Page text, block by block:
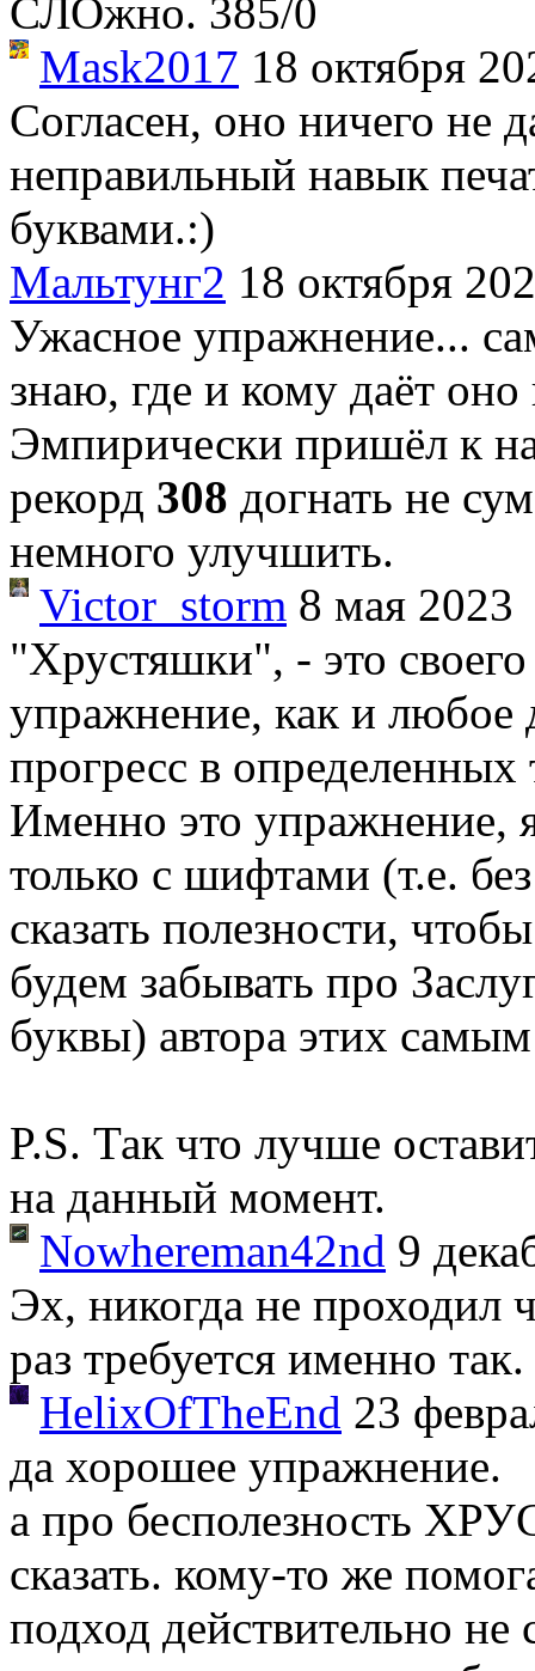
СЛОжно. 385/0
Mask2017 18 октября
Согласен, оно ничего не
неправильный навык
буквами.:)
Мальтунг2 18 октября
Ужасное упражнение...
знаю, где и кому даёт оно
Эмпирически пришёл к
рекорд 308 догнать не
немного улучшить.
Victor_storm 8 мая 2023
"Хрустяшки", - это
упражнение, как и любое
прогресс в определенных
Именно это упражнение,
только с шифтами (т.е.
сказать полезности,
будем забывать про
буквы) автора этих
P.S. Так что лучше
на данный момент.
Nowhereman42nd 9
Эх, никогда не
раз требуется именно так.
HelixOfTheEnd 23
да хорошее упражнение.
а про бесполезность
сказать. кому-то же
подход действительно